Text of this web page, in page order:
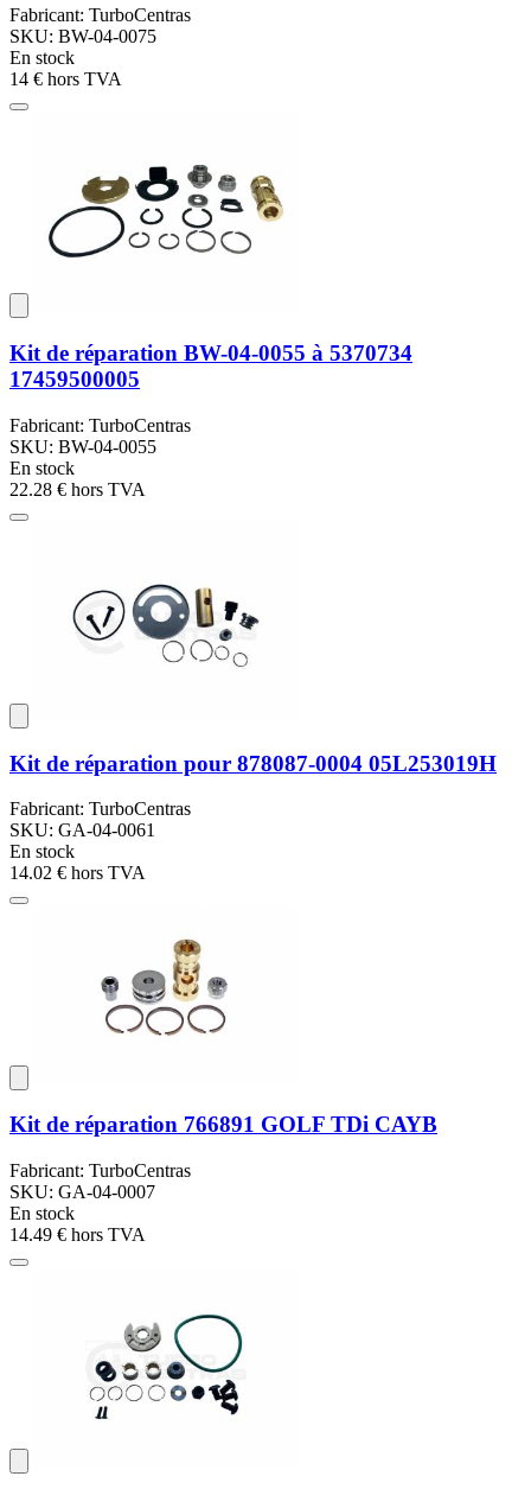
Fabricant: TurboCentras
SKU: BW-04-0075
En stock
14 € hors TVA
Kit de réparation BW-04-0055 à 5370734
17459500005
Fabricant: TurboCentras
SKU: BW-04-0055
En stock
22.28 € hors TVA
Kit de réparation pour 878087-0004 05L253019H
Fabricant: TurboCentras
SKU: GA-04-0061
En stock
14.02 € hors TVA
Kit de réparation 766891 GOLF TDi CAYB
Fabricant: TurboCentras
SKU: GA-04-0007
En stock
14.49 € hors TVA